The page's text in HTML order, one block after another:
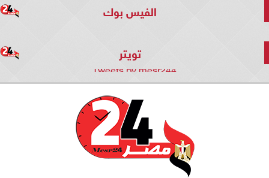
الفيس بوك
تويتر
Tweets by mesr244